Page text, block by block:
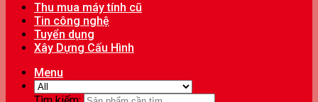
Thu mua máy tính cũ
Tin công nghệ
Tuyển dụng
Xây Dựng Cấu Hình
Menu